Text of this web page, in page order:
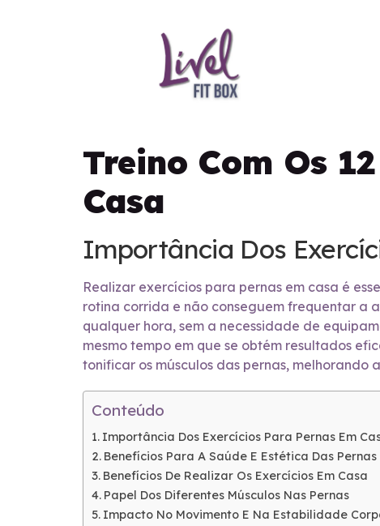
Treino Com Os
Casa
Importância Dos
Realizar exercícios para pernas em casa é
rotina corrida e não conseguem frequentar a
qualquer hora, sem a necessidade de
mesmo tempo em que se obtém resultados
tonificar os músculos das pernas, melhorando
Conteúdo
Importância Dos Exercícios Para Pernas Em
Benefícios Para A Saúde E Estética Das Pernas
Benefícios De Realizar Os Exercícios Em Casa
Papel Dos Diferentes Músculos Nas Pernas
Impacto No Movimento E Na Estabilidade